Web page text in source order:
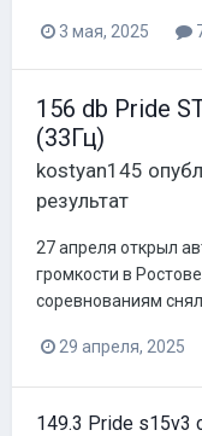
3 мая, 2025
156 db Pride
(33Гц)
kostyan145
результат
27 апреля открыл
громкости в
соревнованиям
29 апреля, 2025
149.3 Pride s15v3